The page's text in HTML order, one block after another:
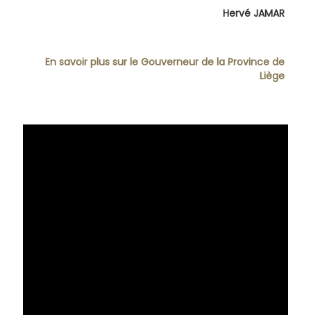
Hervé JAMAR
En savoir plus sur le Gouverneur de la Province de
Liège